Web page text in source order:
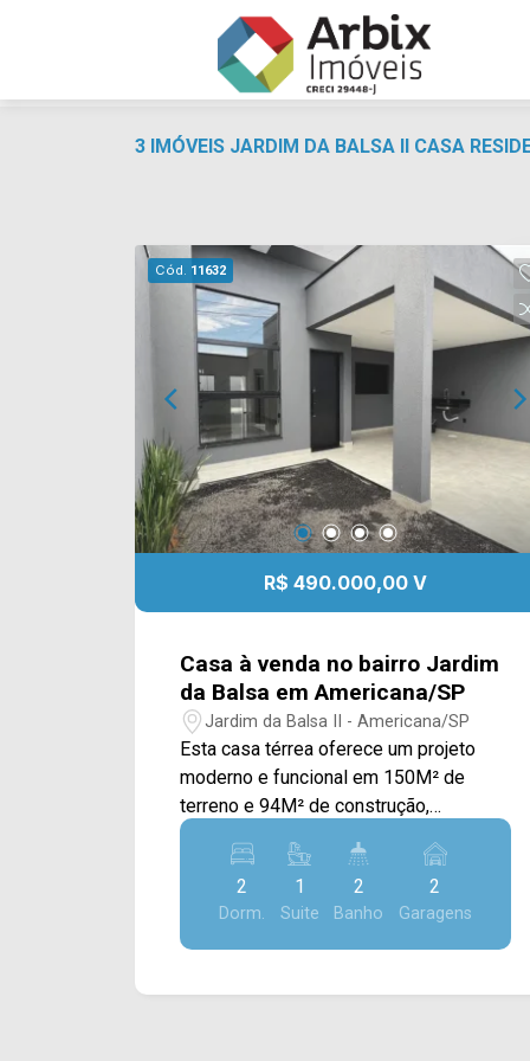
3 IMÓVEIS JARDIM DA BALSA II CASA
Cód. 11632
R$ 490.000,00 V
Casa à venda no bairro Jardim
da Balsa em Americana/SP
Jardim da Balsa II - Americana/SP
Esta casa térrea oferece um projeto
moderno e funcional em 150M² de
terreno e 94M² de construção,
valorizando integração dos ambientes,
conforto e praticidade no dia a dia. A
área social conta com sala de estar e
sala de jantar com pé-direito de 4
metros, proporcionando maior
2
Dorm.
1
Suite
2
Banho
2
Garagens